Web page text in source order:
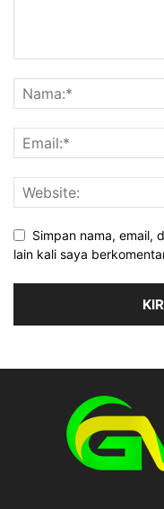
Simpan nama, email,
lain kali saya